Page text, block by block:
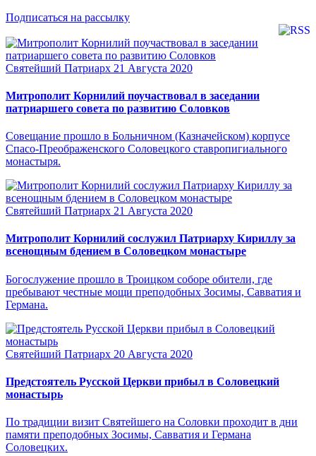
Подписаться на рассылку
Святейший Патриарх 21 Августа 2020
Митрополит Корнилий поучаствовал в заседании
патриаршего совета по развитию Соловков
Совещание прошло в Больничном (Казначейском) корпусе
Спасо-Преображенского Соловецкого ставропигиального
монастыря.
Святейший Патриарх 21 Августа 2020
Митрополит Корнилий сослужил Патриарху Кириллу за
всенощным бдением в Соловецком монастыре
Богослужение прошло в Троицком соборе обители, где
пребывают честные мощи преподобных Зосимы, Савватия и
Германа.
Святейший Патриарх 20 Августа 2020
Предстоятель Русской Церкви прибыл в Соловецкий
монастырь
По традиции визит Святейшего на Соловки проходит в дни
памяти преподобных Зосимы, Савватия и Германа
Соловецких.